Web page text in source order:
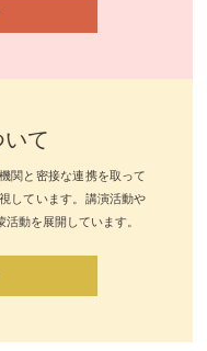
て
関と密接な連携を取って
しています。講演活動や
動を展開しています。